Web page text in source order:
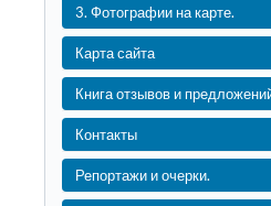
3. Фотографии на карте.
Карта сайта
Книга отзывов и
Контакты
Репортажи и очерки.